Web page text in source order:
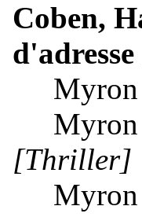
Coben,
d'adresse
Thriller